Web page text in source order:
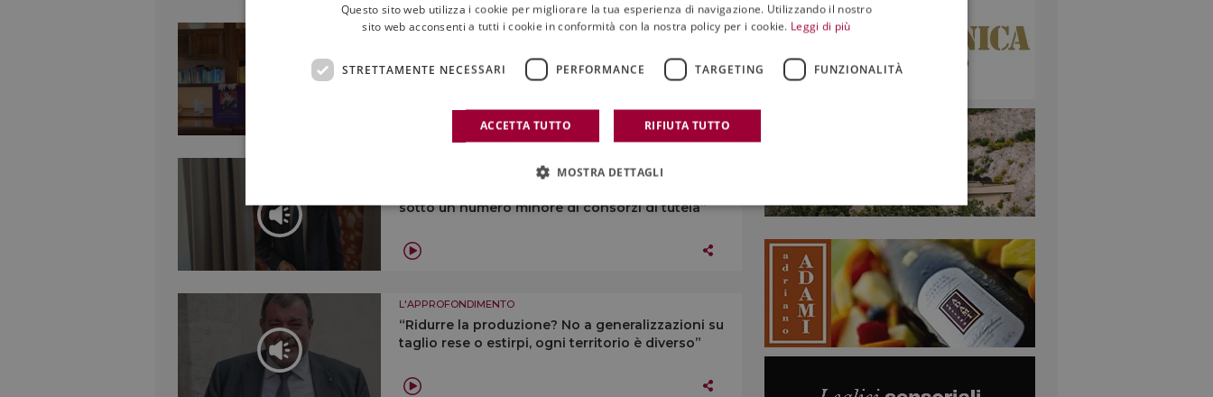
L'APPROFONDIMENTO
Per il vino, il futuro è complesso. Serviranno
identità territoriale e “anima”, citando Veronelli
sotto un numero minore di consorzi di tutela”
L'APPROFONDIMENTO
“Ridurre la produzione? No a generalizzazioni su
taglio rese o estirpi, ogni territorio è diverso”
Questo sito web utilizza i cookie per migliorare la tua esperienza di navigazione. Utilizzando il nostro
sito web acconsenti a tutti i cookie in conformità con la nostra policy per i cookie. Leggi di più
STRETTAMENTE NECESSARI PERFORMANCE TARGETING FUNZIONALITÀ
ACCETTA TUTTO RIFIUTA TUTTO
MOSTRA DETTAGLI